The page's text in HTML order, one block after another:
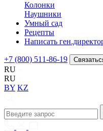
Колонки
Наушники
Умный сад
Рецепты
Написать
+7 (800) 511-86-19
RU
RU
BY KZ